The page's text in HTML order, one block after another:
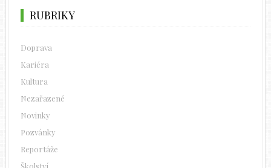
RUBRIKY
Doprava
Kariéra
Kultura
Nezařazené
Novinky
Pozvánky
Reportáže
Školství